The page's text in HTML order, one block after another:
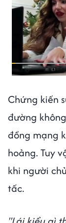
Chứng kiến
đường
đồng mạng
hoảng. Tuy
khi người
tấc.